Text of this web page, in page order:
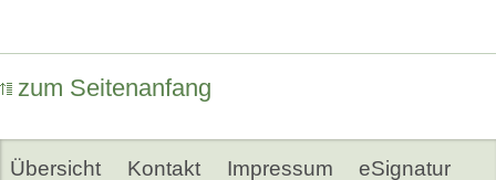
zum Seitenanfang
Übersicht Kontakt Impressum eSignatur